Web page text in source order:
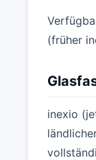
(früher
inexio